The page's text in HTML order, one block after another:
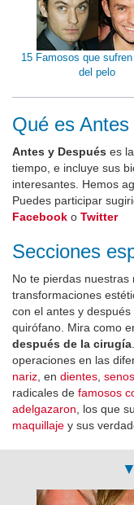
15 Famosos que
del pelo
Qué es
Antes y Después es
tiempo, e incluye sus
interesantes. Hemos
Puedes participar
Facebook o Twitter
Secciones
No te pierdas
transformaciones
con el antes y
quirófano. Mira como
después de la cirugía
operaciones en las
nariz , en dientes senos
radicales de famosos
adelgazaron , los que
maquillaje y sus
▼